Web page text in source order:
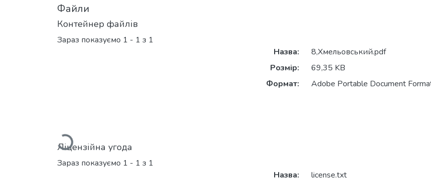
Файли
Контейнер файлів
Зараз показуємо 1 - 1 з 1
Вантажиться...
Назва:
8,Хмельовський.pdf
Розмір:
69,35 KB
Формат:
Adobe Portable Document
Ліцензійна угода
Зараз показуємо 1 - 1 з 1
Назва:
license.txt